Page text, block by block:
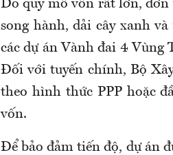
Do quy mô vốn rất lớn, đơn
song hành, dải cây xanh
các dự án Vành đai 4 Vùng
Đối với tuyến chính, Bộ
theo hình thức PPP hoặc
vốn.
Để bảo đảm tiến độ, dự án